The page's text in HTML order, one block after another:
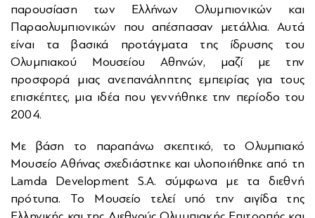
παρουσίαση των Ελλήνων Ολυμπιονικών και
Παραολυμπιονικών που απέσπασαν μετάλλια. Αυτά
είναι τα βασικά προτάγματα της ίδρυσης του
Ολυμπιακού Μουσείου Αθηνών, μαζί με την
προσφορά μιας ανεπανάληπτης εμπειρίας για τους
επισκέπτες, μια ιδέα που γεννήθηκε την περίοδο του
2004.
Με βάση το παραπάνω σκεπτικό, το Ολυμπιακό
Μουσείο Αθήνας σχεδιάστηκε και υλοποιήθηκε από τη
Lamda Development S.A. σύμφωνα με τα διεθνή
πρότυπα. Το Μουσείο τελεί υπό την αιγίδα της